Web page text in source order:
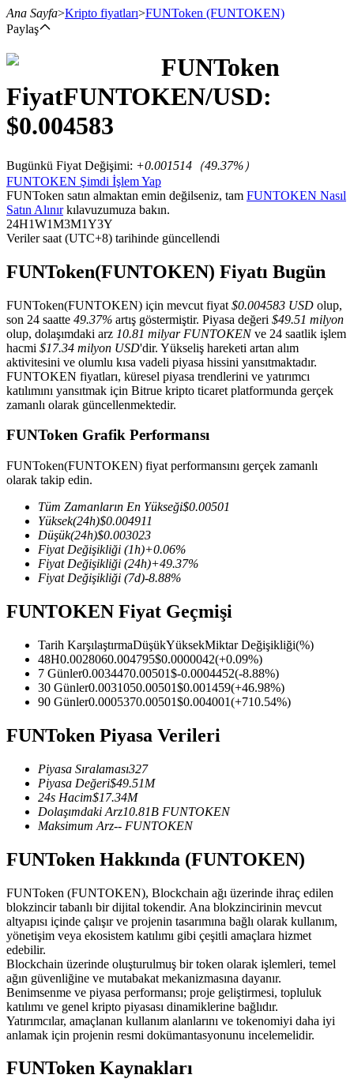
USDT Vadeli İşlemleri
Teminat olarak USDT kullanan vadeli işlemler
COIN-M Vadeli İşlemleri
TradFi
Hisse senetleri, döviz, değerli metaller ve emtia türevleri
USDC Vadeli İşlemleri
Kopya Ticaret
En iyi traderlarla güçlerinizi birleştirin
Kopya Tüccarı Olun
Ana Sayfa>Kripto fiyatları>FUNToken (FUNTOKEN)
Paylaş
FUNToken
FiyatFUNTOKEN/USD:
$0.004583
Bugünkü Fiyat Değişimi: +0.001514 （49.37%）
FUNTOKEN Şimdi İşlem Yap
FUNToken satın almaktan emin değilseniz, tam FUNTOKEN Nasıl
Satın Alınırkılavuzumuza bakın.
24H1W1M3M1Y3Y
Veriler saat (UTC+8) tarihinde güncellendi
FUNToken(FUNTOKEN) Fiyatı Bugün
FUNToken(FUNTOKEN) için mevcut fiyat $0.004583 USD olup,
son 24 saatte 49.37% artış göstermiştir. Piyasa değeri $49.51 milyon
olup, dolaşımdaki arz 10.81 milyar FUNTOKENve 24 saatlik işlem
hacmi $17.34 milyon USD'dir. Yükseliş hareketi artan alım
aktivitesini ve olumlu kısa vadeli piyasa hissini yansıtmaktadır.
FUNTOKEN fiyatları, küresel piyasa trendlerini ve yatırımcı
katılımını yansıtmak için Bitrue kripto ticaret platformunda gerçek
zamanlı olarak güncellenmektedir.
FUNToken Grafik Performansı
FUNToken(FUNTOKEN) fiyat performansını gerçek zamanlı
olarak takip edin.
Tüm Zamanların En Yükseği$0.00501
Yüksek(24h)$0.004911
Düşük(24h)$0.003023
Fiyat Değişikliği (1h)+0.06%
Fiyat Değişikliği (24h)+49.37%
Fiyat Değişikliği (7d)-8.88%
FUNTOKEN Fiyat Geçmişi
Tarih KarşılaştırmaDüşükYüksekMiktar Değişikliği(%)
48H0.0028060.004795$0.0000042(+0.09%)
7 Günler0.0034470.00501$-0.0004452(-8.88%)
30 Günler0.0031050.00501$0.001459(+46.98%)
90 Günler0.0005370.00501$0.004001(+710.54%)
FUNToken Piyasa Verileri
Piyasa Sıralaması327
Piyasa Değeri$49.51M
24s Hacim$17.34M
Dolaşımdaki Arz10.81B FUNTOKEN
Maksimum Arz-- FUNTOKEN
FUNToken Hakkında (FUNTOKEN)
FUNToken (FUNTOKEN), Blockchain ağı üzerinde ihraç edilen
blokzincir tabanlı bir dijital tokendir. Ana blokzincirinin mevcut
altyapısı içinde çalışır ve projenin tasarımına bağlı olarak kullanım,
yönetişim veya ekosistem katılımı gibi çeşitli amaçlara hizmet
edebilir.
Blockchain üzerinde oluşturulmuş bir token olarak işlemleri, temel
ağın güvenliğine ve mutabakat mekanizmasına dayanır.
Benimsenme ve piyasa performansı; proje geliştirmesi, topluluk
katılımı ve genel kripto piyasası dinamiklerine bağlıdır.
Yatırımcılar, amaçlanan kullanım alanlarını ve tokenomiyi daha iyi
anlamak için projenin resmi dokümantasyonunu incelemelidir.
FUNToken Kaynakları